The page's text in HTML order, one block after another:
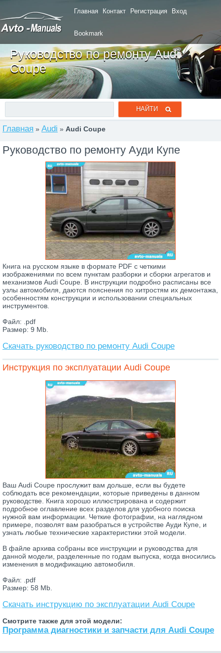
Главная Контакт Регистрация Вход
Bookmark
Руководство по ремонту Audi
Coupe
Главная » Audi » Audi Coupe
Руководство по ремонту Ауди Купе
Книга на русском языке в формате PDF с четкими
изображениями по всем пунктам разборки и сборки агрегатов и
механизмов Audi Coupe. В инструкции подробно расписаны все
узлы автомобиля, даются пояснения по хитростям их демонтажа,
особенностям конструкции и использовании специальных
инструментов.
Файл: .pdf
Размер: 9 Mb.
Скачать руководство по ремонту Audi Coupe
Инструкция по эксплуатации Audi Coupe
Ваш Audi Coupe прослужит вам дольше, если вы будете
соблюдать все рекомендации, которые приведены в данном
руководстве. Книга хорошо иллюстрирована и содержит
подробное оглавление всех разделов для удобного поиска
нужной вам информации. Четкие фотографии, на наглядном
примере, позволят вам разобраться в устройстве Ауди Купе, и
узнать любые технические характеристики этой модели.
В файле архива собраны все инструкции и руководства для
данной модели, разделенные по годам выпуска, когда вносились
изменения в модификацию автомобиля.
Файл: .pdf
Размер: 58 Mb.
Скачать инструкцию по эксплуатации Audi Coupe
Смотрите также для этой модели:
Программа диагностики и запчасти для Audi Coupe